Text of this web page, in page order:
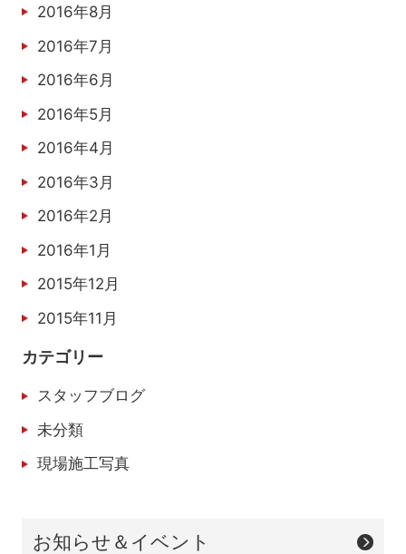
2016年8月
2016年7月
2016年6月
2016年5月
2016年4月
2016年3月
2016年2月
2016年1月
2015年12月
2015年11月
カテゴリー
スタッフブログ
未分類
現場施工写真
お知らせ＆イベント